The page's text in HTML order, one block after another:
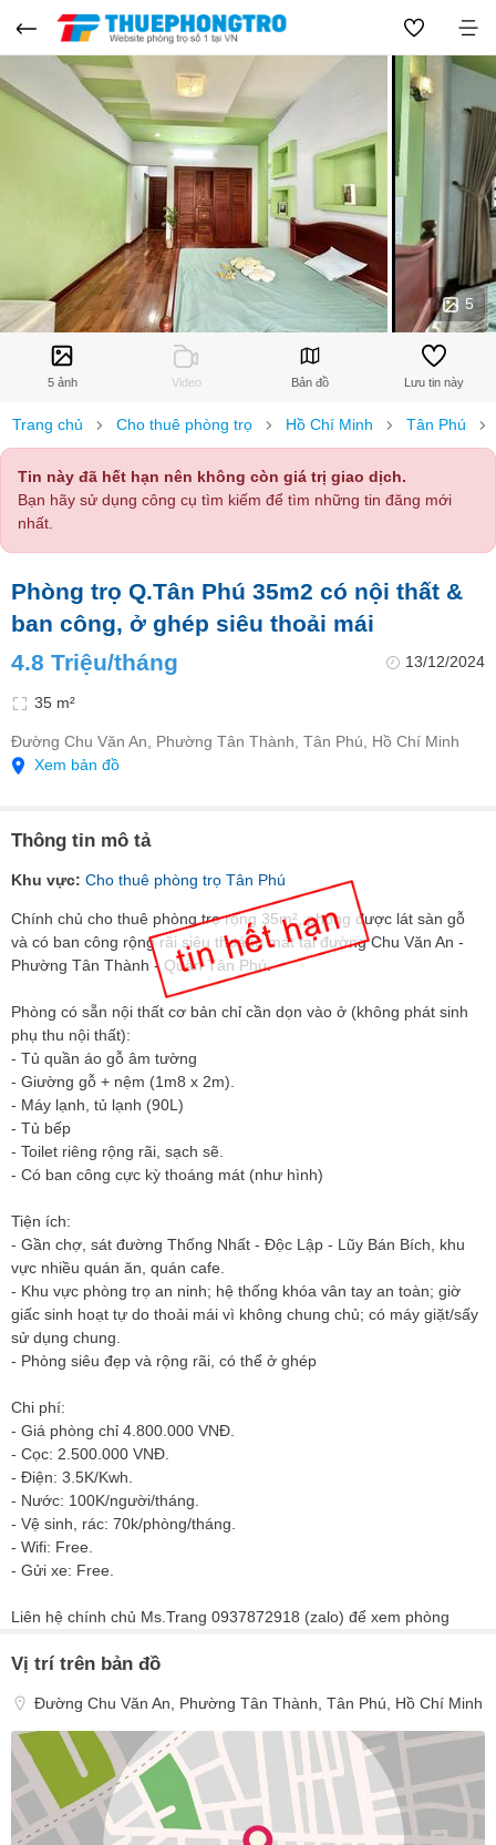
5
5 ảnh Video Bản đồ Lưu tin này
Trang chủ Cho thuê phòng trọ Hồ Chí Minh Tân Phú
Tin này đã hết hạn nên không còn giá trị giao dịch.
Bạn hãy sử dụng công cụ tìm kiếm để tìm những tin đăng mới
nhất.
Phòng trọ Q.Tân Phú 35m2 có nội thất &
ban công, ở ghép siêu thoải mái
4.8 Triệu/tháng
13/12/2024
35 m²
Đường Chu Văn An, Phường Tân Thành, Tân Phú, Hồ Chí Minh
Xem bản đồ
Thông tin mô tả
Khu vực: Cho thuê phòng trọ Tân Phú
Chính chủ cho thuê phòng trọ rộng 35m², phòng được lát sàn gỗ
và có ban công rộng rãi siêu thoáng mát tại đường Chu Văn An -
Phường Tân Thành - Quận Tân Phú.
Phòng có sẵn nội thất cơ bản chỉ cần dọn vào ở (không phát sinh
phụ thu nội thất):
- Tủ quần áo gỗ âm tường
- Giường gỗ + nệm (1m8 x 2m).
- Máy lạnh, tủ lạnh (90L)
- Tủ bếp
- Toilet riêng rộng rãi, sạch sẽ.
- Có ban công cực kỳ thoáng mát (như hình)
Tiện ích:
- Gần chợ, sát đường Thống Nhất - Độc Lập - Lũy Bán Bích, khu
vực nhiều quán ăn, quán cafe.
- Khu vực phòng trọ an ninh; hệ thống khóa vân tay an toàn; giờ
giấc sinh hoạt tự do thoải mái vì không chung chủ; có máy giặt/sấy
sử dụng chung.
- Phòng siêu đẹp và rộng rãi, có thể ở ghép
Chi phí:
- Giá phòng chỉ 4.800.000 VNĐ.
- Cọc: 2.500.000 VNĐ.
- Điện: 3.5K/Kwh.
- Nước: 100K/người/tháng.
- Vệ sinh, rác: 70k/phòng/tháng.
- Wifi: Free.
- Gửi xe: Free.
Liên hệ chính chủ Ms.Trang 0937872918 (zalo) để xem phòng
Vị trí trên bản đồ
Đường Chu Văn An, Phường Tân Thành, Tân Phú, Hồ Chí Minh